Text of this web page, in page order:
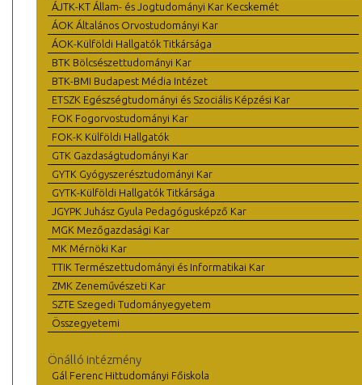
ÁJTK-KT Állam- és Jogtudományi Kar Kecskemét
ÁOK Általános Orvostudományi Kar
ÁOK-Külföldi Hallgatók Titkársága
BTK Bölcsészettudományi Kar
BTK-BMI Budapest Média Intézet
ETSZK Egészségtudományi és Szociális Képzési Kar
FOK Fogorvostudományi Kar
FOK-K Külföldi Hallgatók
GTK Gazdaságtudományi Kar
GYTK Gyógyszerésztudományi Kar
GYTK-Külföldi Hallgatók Titkársága
JGYPK Juhász Gyula Pedagógusképző Kar
MGK Mezőgazdasági Kar
MK Mérnöki Kar
TTIK Természettudományi és Informatikai Kar
ZMK Zeneművészeti Kar
SZTE Szegedi Tudományegyetem
Összegyetemi
Önálló intézmény
Gál Ferenc Hittudományi Főiskola